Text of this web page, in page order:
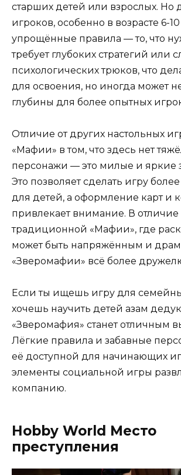
старших детей или взрослых. Но
игроков, особенно в возрасте 6-10
упрощённые правила — то, что
требует глубоких стратегий или
психологических трюков, что
для освоения, но иногда может не
глубины для более опытных
Отличие от других настольных
«Мафии» в том, что здесь нет
персонажи — это милые и яркие
Это позволяет сделать игру
для детей, а оформление карт и
привлекает внимание. В отличие
традиционной «Мафии», где
может быть напряжённым и
«Зверомафии» всё более
Если ты ищешь игру для
хочешь научить детей азам
«Зверомафия» станет отличным
Лёгкие правила и забавные
её доступной для начинающих
элементы социальной игры
компанию.
Hobby World Место
преступления